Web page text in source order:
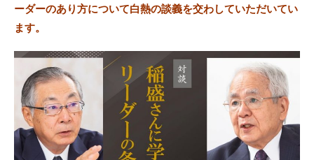
ーダーのあり方について白熱の談義を交わしていただいてい
ます。